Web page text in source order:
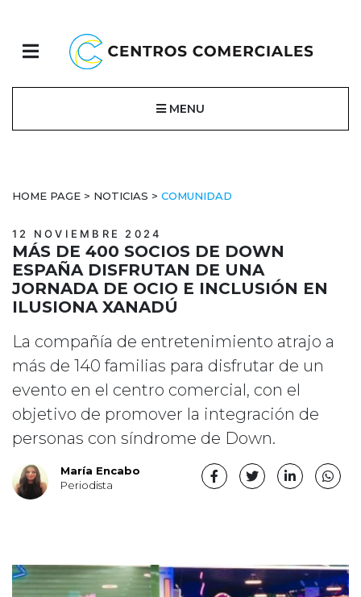
MENU
HOME PAGE > NOTICIAS > COMUNIDAD
12 NOVIEMBRE 2024
MÁS DE 400 SOCIOS DE DOWN
ESPAÑA DISFRUTAN DE UNA
JORNADA DE OCIO E INCLUSIÓN EN
ILUSIONA XANADÚ
La compañía de entretenimiento atrajo a
más de 140 familias para disfrutar de un
evento en el centro comercial, con el
objetivo de promover la integración de
personas con síndrome de Down.
María Encabo
Periodista